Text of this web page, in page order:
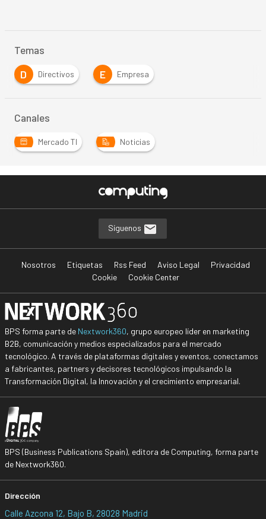
Temas
D
Directivos E Empresa
Canales
Mercado TI Noticias
Síguenos
Nosotros Etiquetas Rss Feed Aviso Legal
Privacidad
Cookie
Cookie Center
BPS forma parte de Nextwork360, grupo europeo líder en marketing
B2B, comunicación y medios especializados para el mercado
tecnológico. A través de plataformas digitales y eventos, conectamos
a fabricantes, partners y decisores tecnológicos impulsando la
Transformación Digital, la Innovación y el crecimiento empresarial.
BPS (Business Publications Spain), editora de Computing, forma parte
de Nextwork360.
Dirección
Calle Azcona 12, Bajo B, 28028 Madrid